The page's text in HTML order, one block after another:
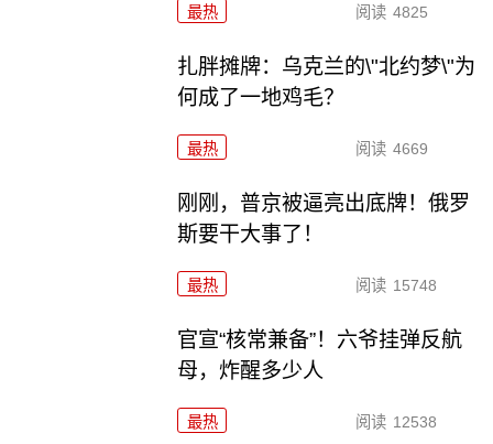
最热 阅读 4825
扎胖摊牌：乌克兰的\"北约梦\"为
何成了一地鸡毛？
最热 阅读 4669
刚刚，普京被逼亮出底牌！俄罗
斯要干大事了！
最热 阅读 15748
官宣“核常兼备”！六爷挂弹反航
母，炸醒多少人
最热 阅读 12538